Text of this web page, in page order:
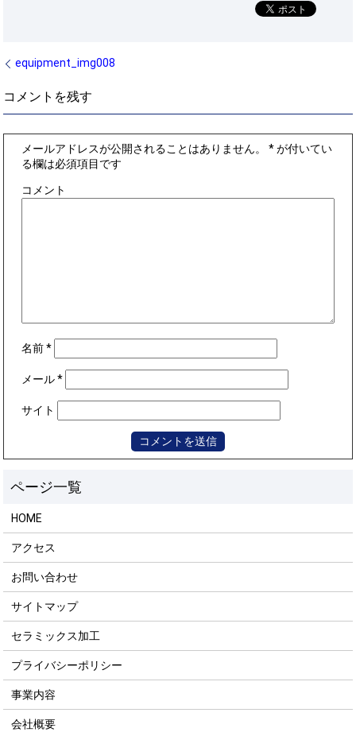
equipment_img008
コメントを残す
メールアドレスが公開されることはありません。 *が付いてい
る欄は必須項目です
コメント
名前*
メール*
サイト
HOME
アクセス
お問い合わせ
サイトマップ
セラミックス加工
プライバシーポリシー
事業内容
会社概要